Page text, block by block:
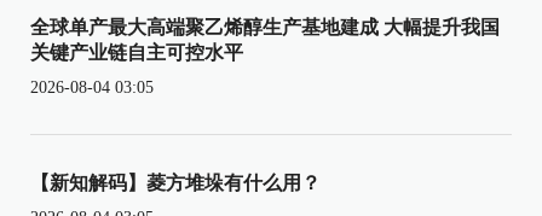
全球单产最大高端聚乙烯醇生产基地建成 大幅提升我国
关键产业链自主可控水平
2026-08-04 03:05
【新知解码】菱方堆垛有什么用？